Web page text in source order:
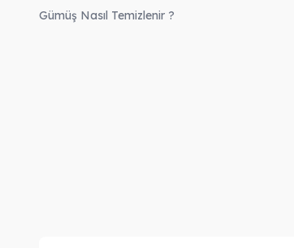
Gümüş Nasıl Temizlenir ?